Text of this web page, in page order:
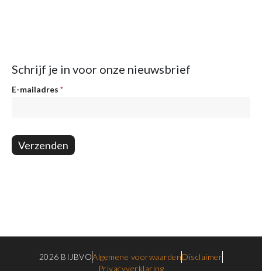
Schrijf je in voor onze nieuwsbrief
Nieuwsbrief
E-mailadres *
Verzenden
2026 BIJBVOAlgemene voorwaardenDisclaimer
Privacyverklaring